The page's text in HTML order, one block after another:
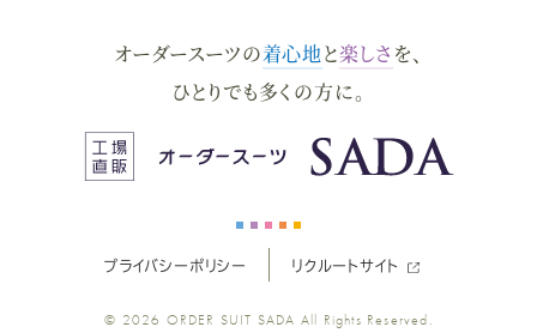
ー
ス
ツ
ー
ス
ー
ー
ス
ー
ツ
ー
ス
ツ
ス
ツ
オーダースーツの着心地と楽しさ を、
ひとりでも多くの方に。
プライバシーポリシー リクルートサイト
© 2026 ORDER SUIT SADA All Rights Reserved.